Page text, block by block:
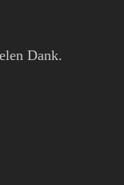
Dank.